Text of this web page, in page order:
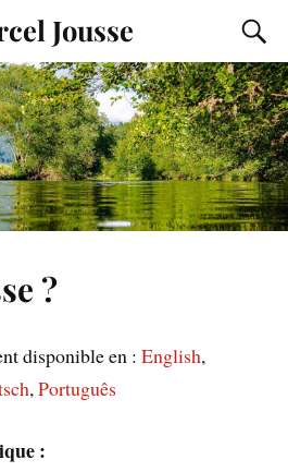
Jousse
?
disponible en :English
Português
: